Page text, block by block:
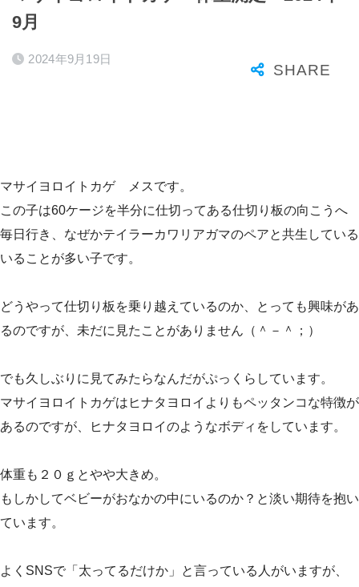
9月
2024年9月19日
マサイヨロイトカゲ メスです。
この子は60ケージを半分に仕切ってある仕切り板の向こうへ
毎日行き、なぜかテイラーカワリアガマのペアと共生している
いることが多い子です。
どうやって仕切り板を乗り越えているのか、とっても興味があ
るのですが、未だに見たことがありません（＾－＾；）
でも久しぶりに見てみたらなんだがぷっくらしています。
マサイヨロイトカゲはヒナタヨロイよりもペッタンコな特徴が
あるのですが、ヒナタヨロイのようなボディをしています。
体重も２０ｇとやや大きめ。
もしかしてベビーがおなかの中にいるのか？と淡い期待を抱い
ています。
よくSNSで「太ってるだけか」と言っている人がいますが、